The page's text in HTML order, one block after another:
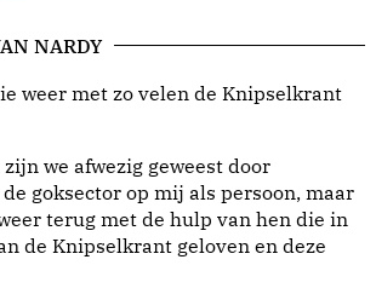
NARDY
weer met zo velen de Knipselkrant
we afwezig geweest door
goksector op mij als persoon, maar
terug met de hulp van hen die in
de Knipselkrant geloven en deze